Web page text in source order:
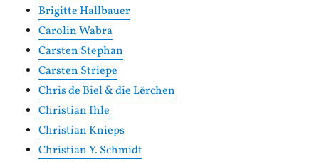
Brigitte Hallbauer
Carolin Wabra
Carsten Stephan
Carsten Striepe
Chris de Biel & die Lërchen
Christian Ihle
Christian Knieps
Christian Y. Schmidt